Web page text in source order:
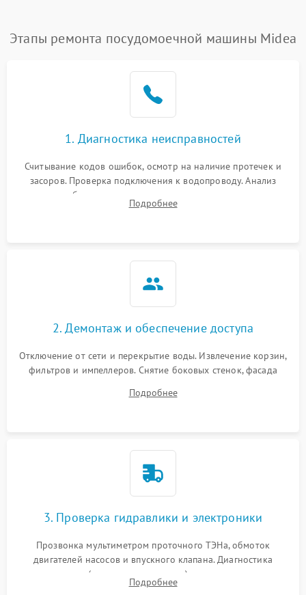
Этапы ремонта посудомоечной машины Midea
1. Диагностика неисправностей
Считывание кодов ошибок, осмотр на наличие протечек и
засоров. Проверка подключения к водопроводу. Анализ
жалоб на отсутствие слива, нагрева, вращения
разбрызгивателей или срабатывание системы защиты
Подробнее
2. Демонтаж и обеспечение доступа
Отключение от сети и перекрытие воды. Извлечение корзин,
фильтров и импеллеров. Снятие боковых стенок, фасада
циркуляционному насосу, ТЭНу и сливной помпе.
Подробнее
3. Проверка гидравлики и электроники
Прозвонка мультиметром проточного ТЭНа, обмоток
двигателей насосов и впускного клапана. Диагностика
прессостата (датчика уровня воды), датчика мутности,
концевика дверцы и электронного модуля управления.
Подробнее